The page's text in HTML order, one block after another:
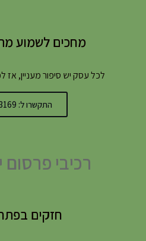
מחכים לשמוע
לכל עסק יש סיפור מעניין, אז
התקשרו ל: 03-9153169
רכיבי פרסום
חזקים